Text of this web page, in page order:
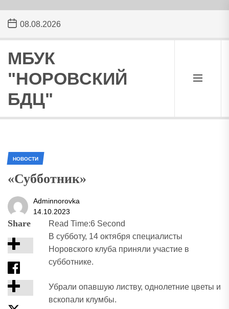
the
content
08.08.2026
МБУК
"НОРОВСКИЙ
БДЦ"
НОВОСТИ
«Субботник»
Adminnorovka
14.10.2023
Share Read Time:6 Second
В субботу, 14 октября специалисты
Норовского клуба приняли участие в
субботнике.
Убрали опавшую листву, однолетние цветы и
вскопали клумбы.